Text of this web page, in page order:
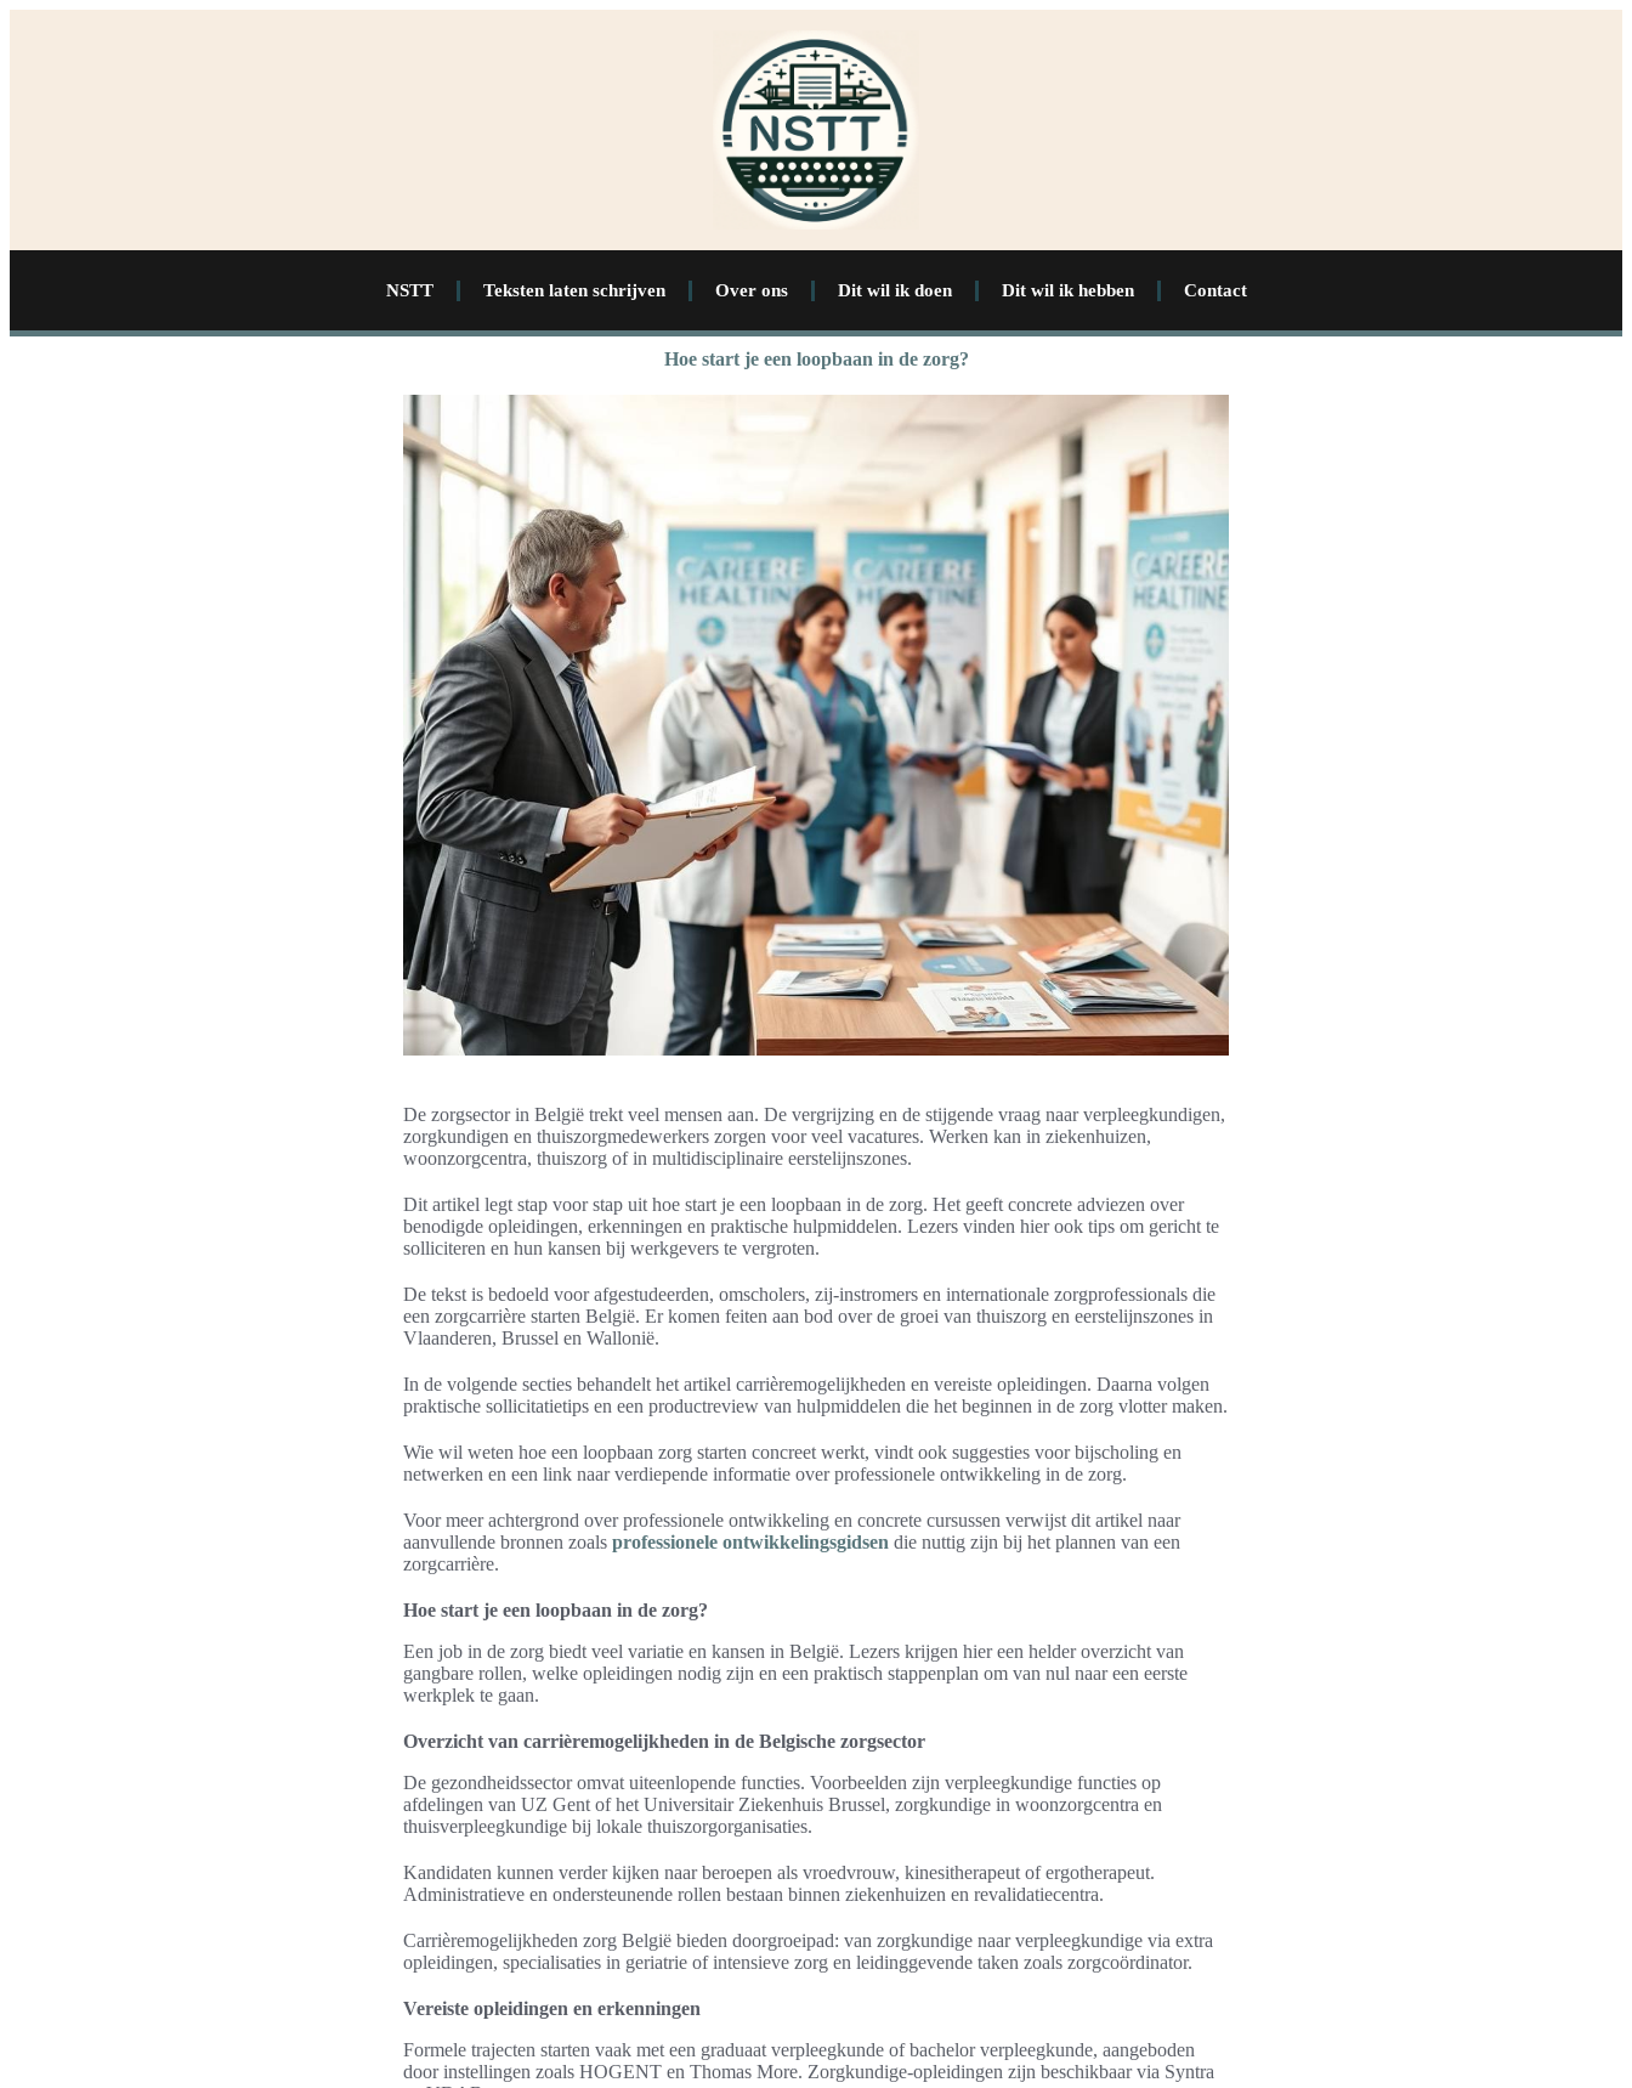
NSTT Teksten laten schrijven Over ons Dit wil ik doen Dit wil ik hebben Contact
Hoe start je een loopbaan in de zorg?
De zorgsector in België trekt veel mensen aan. De vergrijzing en de stijgende vraag naar verpleegkundigen,
zorgkundigen en thuiszorgmedewerkers zorgen voor veel vacatures. Werken kan in ziekenhuizen,
woonzorgcentra, thuiszorg of in multidisciplinaire eerstelijnszones.
Dit artikel legt stap voor stap uit hoe start je een loopbaan in de zorg. Het geeft concrete adviezen over
benodigde opleidingen, erkenningen en praktische hulpmiddelen. Lezers vinden hier ook tips om gericht te
solliciteren en hun kansen bij werkgevers te vergroten.
De tekst is bedoeld voor afgestudeerden, omscholers, zij-instromers en internationale zorgprofessionals die
een zorgcarrière starten België. Er komen feiten aan bod over de groei van thuiszorg en eerstelijnszones in
Vlaanderen, Brussel en Wallonië.
In de volgende secties behandelt het artikel carrièremogelijkheden en vereiste opleidingen. Daarna volgen
praktische sollicitatietips en een productreview van hulpmiddelen die het beginnen in de zorg vlotter maken.
Wie wil weten hoe een loopbaan zorg starten concreet werkt, vindt ook suggesties voor bijscholing en
netwerken en een link naar verdiepende informatie over professionele ontwikkeling in de zorg.
Voor meer achtergrond over professionele ontwikkeling en concrete cursussen verwijst dit artikel naar
aanvullende bronnen zoals professionele ontwikkelingsgidsen die nuttig zijn bij het plannen van een
zorgcarrière.
Hoe start je een loopbaan in de zorg?
Een job in de zorg biedt veel variatie en kansen in België. Lezers krijgen hier een helder overzicht van
gangbare rollen, welke opleidingen nodig zijn en een praktisch stappenplan om van nul naar een eerste
werkplek te gaan.
Overzicht van carrièremogelijkheden in de Belgische zorgsector
De gezondheidssector omvat uiteenlopende functies. Voorbeelden zijn verpleegkundige functies op
afdelingen van UZ Gent of het Universitair Ziekenhuis Brussel, zorgkundige in woonzorgcentra en
thuisverpleegkundige bij lokale thuiszorgorganisaties.
Kandidaten kunnen verder kijken naar beroepen als vroedvrouw, kinesitherapeut of ergotherapeut.
Administratieve en ondersteunende rollen bestaan binnen ziekenhuizen en revalidatiecentra.
Carrièremogelijkheden zorg België bieden doorgroeipad: van zorgkundige naar verpleegkundige via extra
opleidingen, specialisaties in geriatrie of intensieve zorg en leidinggevende taken zoals zorgcoördinator.
Vereiste opleidingen en erkenningen
Formele trajecten starten vaak met een graduaat verpleegkunde of bachelor verpleegkunde, aangeboden
door instellingen zoals HOGENT en Thomas More. Zorgkundige-opleidingen zijn beschikbaar via Syntra